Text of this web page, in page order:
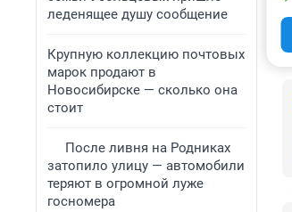
леденящее душу сообщение
Крупную коллекцию почтовых
марок продают в
Новосибирске — сколько она
стоит
После ливня на Родниках
затопило улицу — автомобили
теряют в огромной луже
госномера